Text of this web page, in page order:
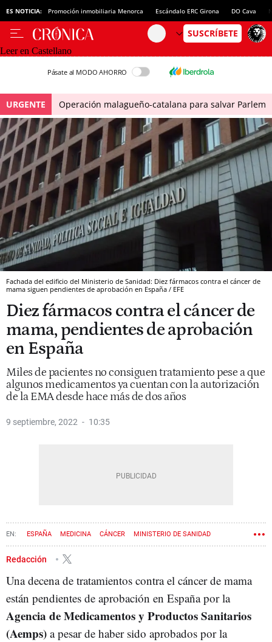
ES NOTICIA: Promoción inmobiliaria Menorca Escándalo ERC Girona DO Cava
Leer en Castellano
Pásate al MODO AHORRO
URGENTE Operación malagueño-catalana para salvar Parlem
Fachada del edificio del Ministerio de Sanidad: Diez fármacos contra el cáncer de
mama siguen pendientes de aprobación en España / EFE
Diez fármacos contra el cáncer de
mama, pendientes de aprobación
en España
Miles de pacientes no consiguen tratamiento pese a que
algunos medicamentos ya cuentan con la autorización
de la EMA desde hace más de dos años
9 septiembre, 2022 10:35
ESPAÑA MEDICINA CÁNCER MINISTERIO DE SANIDAD
Redacción
Una decena de tratamientos contra el cáncer de mama
están pendientes de aprobación en España por la
Agencia de Medicamentos y Productos Sanitarios
(Aemps) a pesar de haber sido aprobados por la